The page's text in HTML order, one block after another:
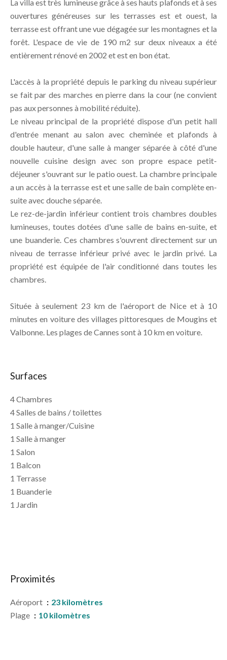
La villa est très lumineuse grâce à ses hauts plafonds et à ses
ouvertures généreuses sur les terrasses est et ouest, la
terrasse est offrant une vue dégagée sur les montagnes et la
forêt. L'espace de vie de 190 m2 sur deux niveaux a été
entièrement rénové en 2002 et est en bon état.
L'accès à la propriété depuis le parking du niveau supérieur
se fait par des marches en pierre dans la cour (ne convient
pas aux personnes à mobilité réduite).
Le niveau principal de la propriété dispose d'un petit hall
d'entrée menant au salon avec cheminée et plafonds à
double hauteur, d'une salle à manger séparée à côté d'une
nouvelle cuisine design avec son propre espace petit-
déjeuner s'ouvrant sur le patio ouest. La chambre principale
a un accès à la terrasse est et une salle de bain complète en-
suite avec douche séparée.
Le rez-de-jardin inférieur contient trois chambres doubles
lumineuses, toutes dotées d'une salle de bains en-suite, et
une buanderie. Ces chambres s'ouvrent directement sur un
niveau de terrasse inférieur privé avec le jardin privé. La
propriété est équipée de l'air conditionné dans toutes les
chambres.
Située à seulement 23 km de l'aéroport de Nice et à 10
minutes en voiture des villages pittoresques de Mougins et
Valbonne. Les plages de Cannes sont à 10 km en voiture.
Surfaces
4 Chambres
4 Salles de bains / toilettes
1 Salle à manger/Cuisine
1 Salle à manger
1 Salon
1 Balcon
1 Terrasse
1 Buanderie
1 Jardin
Proximités
Aéroport
23 kilomètres
Plage
10 kilomètres